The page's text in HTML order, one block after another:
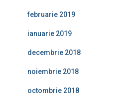
februarie 2019
ianuarie 2019
decembrie 2018
noiembrie 2018
octombrie 2018